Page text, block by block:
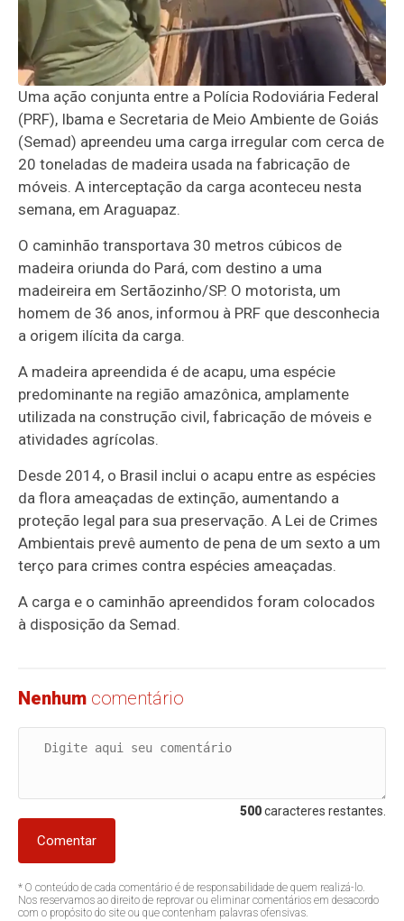
Uma ação conjunta entre a Polícia Rodoviária Federal
(PRF), Ibama e Secretaria de Meio Ambiente de Goiás
(Semad) apreendeu uma carga irregular com cerca de
20 toneladas de madeira usada na fabricação de
móveis. A interceptação da carga aconteceu nesta
semana, em Araguapaz.
O caminhão transportava 30 metros cúbicos de
madeira oriunda do Pará, com destino a uma
madeireira em Sertãozinho/SP. O motorista, um
homem de 36 anos, informou à PRF que desconhecia
a origem ilícita da carga.
A madeira apreendida é de acapu, uma espécie
predominante na região amazônica, amplamente
utilizada na construção civil, fabricação de móveis e
atividades agrícolas.
Desde 2014, o Brasil inclui o acapu entre as espécies
da flora ameaçadas de extinção, aumentando a
proteção legal para sua preservação. A Lei de Crimes
Ambientais prevê aumento de pena de um sexto a um
terço para crimes contra espécies ameaçadas.
A carga e o caminhão apreendidos foram colocados
à disposição da Semad.
Nenhum comentário
500caracteres restantes.
Comentar
* O conteúdo de cada comentário é de responsabilidade de quem realizá-lo.
Nos reservamos ao direito de reprovar ou eliminar comentários em desacordo
com o propósito do site ou que contenham palavras ofensivas.